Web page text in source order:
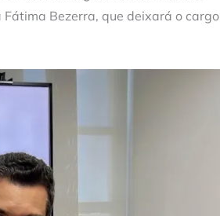
Bezerra, que deixará o cargo